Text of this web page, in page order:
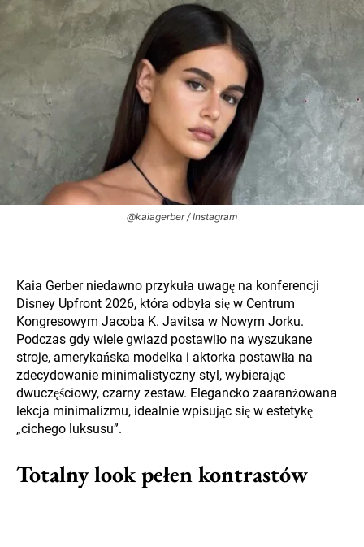
@kaiagerber / Instagram
Kaia Gerber niedawno przykuła uwagę na konferencji
Disney Upfront 2026, która odbyła się w Centrum
Kongresowym Jacoba K. Javitsa w Nowym Jorku.
Podczas gdy wiele gwiazd postawiło na wyszukane
stroje, amerykańska modelka i aktorka postawiła na
zdecydowanie minimalistyczny styl, wybierając
dwuczęściowy, czarny zestaw. Elegancko zaaranżowana
lekcja minimalizmu, idealnie wpisując się w estetykę
„cichego luksusu”.
Totalny look pełen kontrastów